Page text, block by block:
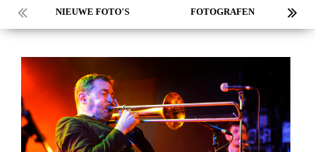
NIEUWE FOTO'S FOTOGRAFEN
MARC DE KROSSE
MISCHA VEENEMA
JEROEN DEKKER
BOB DE VRIES
RICHARD POSTMA